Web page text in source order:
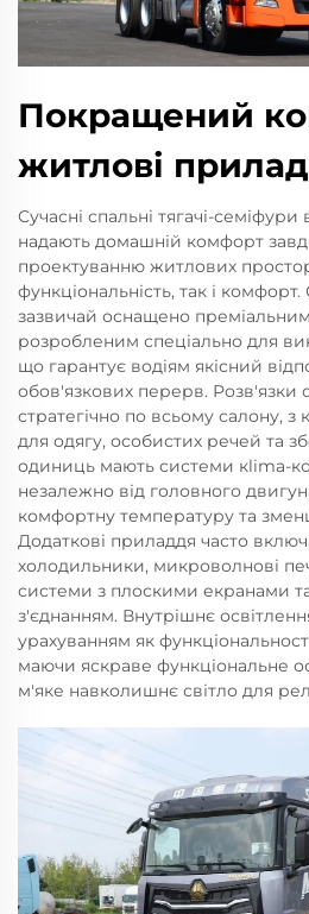
Покращений
житлові
Сучасні спальні тягачі-
надають домашній комфорт
проектуванню житлових
функціональність, так і
зазвичай оснащено
розробленим спеціально для
що гарантує водіям якісний
обов'язкових перерв. Розв'язки
стратегічно по всьому салону, з
для одягу, особистих речей та
одиниць мають системи кlima-
незалежно від головного
комфортну температуру та
Додаткові приладдя часто
холодильники, микроволнові
системи з плоскими екранами
з'єднанням. Внутрішнє
урахуванням як
маючи яскраве функціональне
м'яке навколишнє світло для